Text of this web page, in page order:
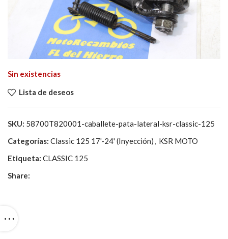
Sin existencias
Lista de deseos
SKU: 58700T820001-caballete-pata-lateral-ksr-classic-125
Categorías: Classic 125 17'-24' (Inyección) , KSR MOTO
Etiqueta: CLASSIC 125
Share: